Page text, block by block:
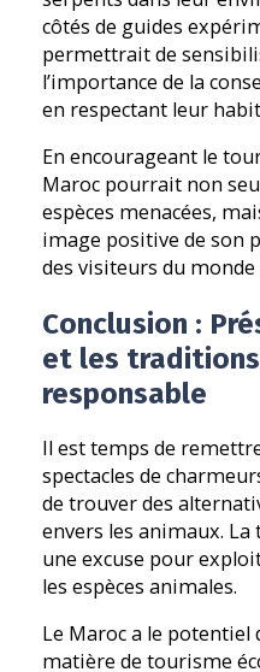
côtés de guides
permettrait de
l’importance de la
en respectant leur
En encourageant le
Maroc pourrait non
espèces menacées,
image positive de son
des visiteurs du
Conclusion :
et les
responsable
Il est temps de
spectacles de
de trouver des
envers les animaux.
une excuse pour
les espèces animales.
Le Maroc a le potentiel
matière de tourisme